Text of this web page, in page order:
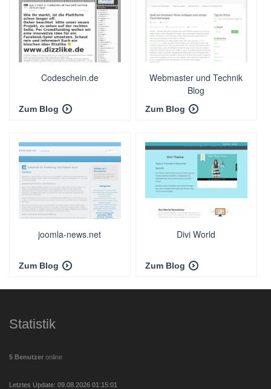
Codeschein.de
Zum Blog
Webmaster und Technik
Blog
Zum Blog
joomla-news.net
Zum Blog
Divi World
Zum Blog
Statistik
5 Benutzer online
Letztes Update: 09.08.2026 01:15:01